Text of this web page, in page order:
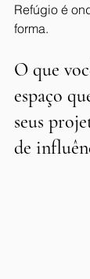
Refúgio é
forma.
O que
espaço
seus
de